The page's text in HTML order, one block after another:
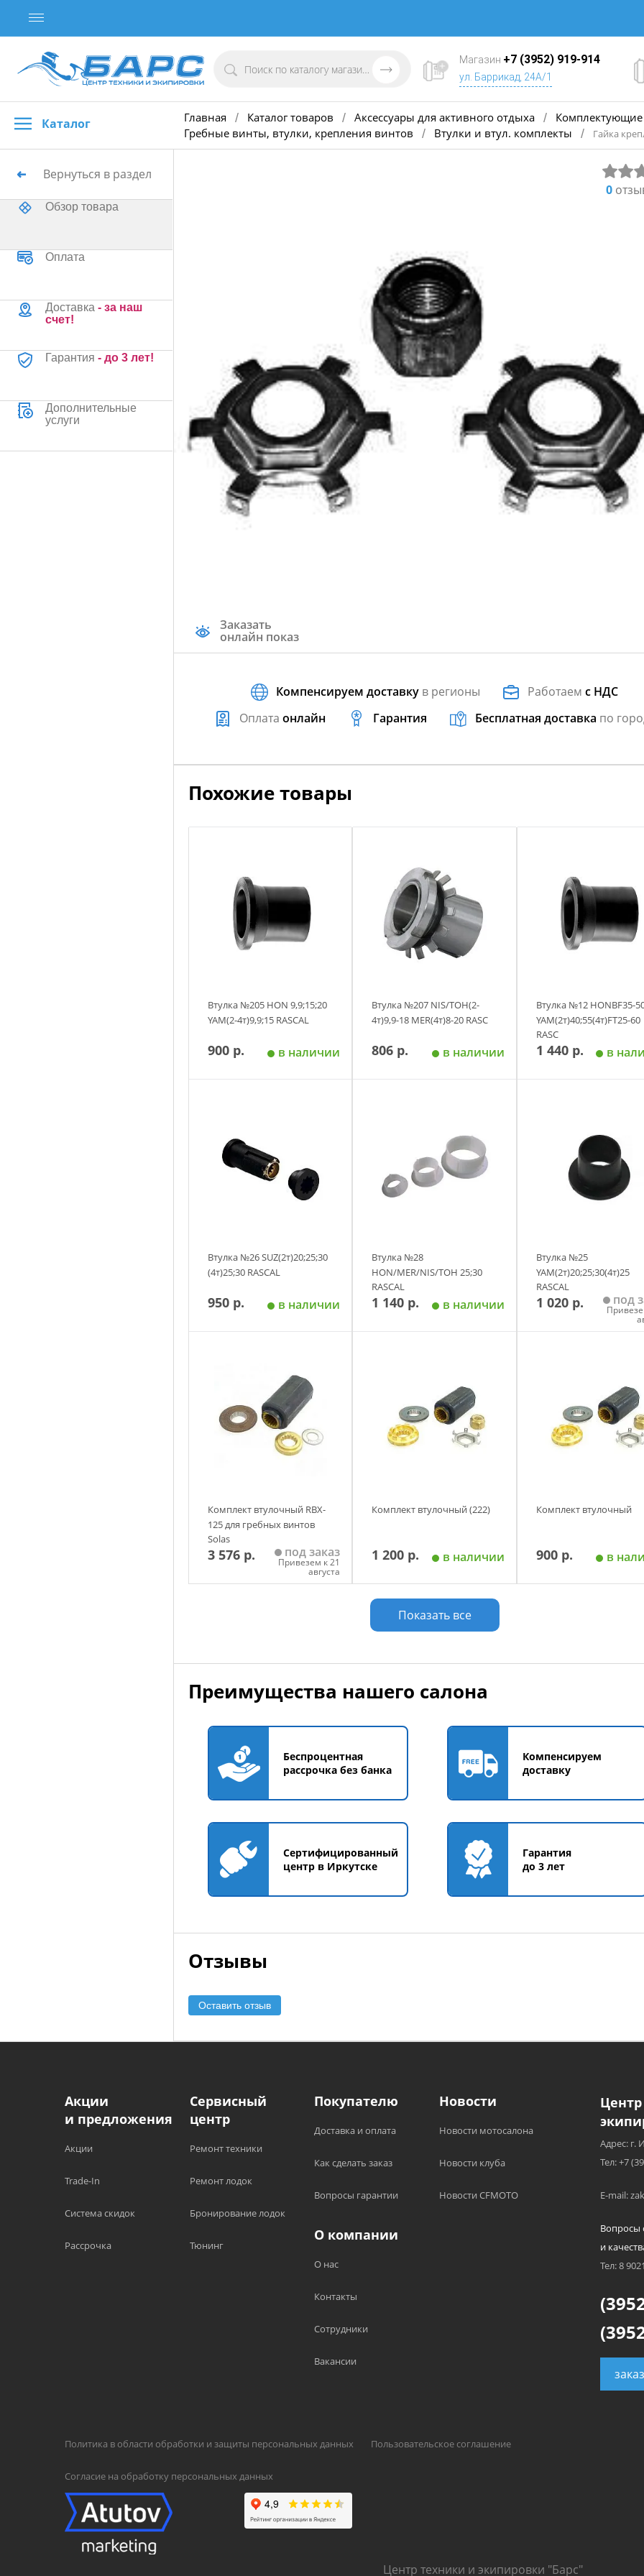
Магазин +7 (3952) 919-914
ул. Баррикад, 24А/1
Каталог Главная / Каталог товаров / Аксессуары для активного отдыха /
Гребные винты, втулки, крепления винтов
/ Втулки и втул. комплекты / Гайка
Вернуться в раздел
Обзор товара
Оплата
Доставка - за наш
счет!
Гарантия - до 3 лет!
Дополнительные
услуги
0
Заказать
онлайн показ
Компенсируем доставку в регионы Работаемс НДС
Оплата онлайн Гарантия Бесплатная доставка по
Похожие товары
Втулка №205 HON 9,9;15;20
YAM(2-4т)9,9;15 RASCAL
900 р. в наличии
Втулка №207 NIS/TOH(2-
4т)9,9-18 MER(4т)8-20 RASC
806 р. в наличии
Втулка №12 HONBF35-
YAM(2т)40;55(4т)FT25-60
RASC
1 440 р. в
Втулка №26 SUZ(2т)20;25;30
(4т)25;30 RASCAL
950 р. в наличии
Втулка №28
HON/MER/NIS/TOH 25;30
RASCAL
1 140 р. в наличии
Втулка №25
YAM(2т)20;25;30(4т)25
RASCAL
1 020 р. под
Комплект втулочный RBX-
125 для гребных винтов
Solas
3 576 р. под заказ
Привезем к 21
августа
Комплект втулочный (222)
1 200 р. в наличии
Добавить в корзину
Комплект втулочный
900 р. в
Показать все
Преимущества нашего салона
Беспроцентная
рассрочка без банка
Компенсируем
доставку
Сертифицированный
центр в Иркутске
Гарантия
до 3 лет
Отзывы
Оставить отзыв
Акции
и предложения
Акции
Trade-In
Система скидок
Рассрочка
Сервисный
центр
Ремонт техники
Ремонт лодок
Бронирование лодок
Тюнинг
Покупателю
Доставка и оплата
Как сделать заказ
Вопросы гарантии
Новости
Новости мотосалона
Новости клуба
Новости CFMOTO
О компании
О нас
Контакты
Сотрудники
Вакансии
Политика в области обработки и защиты персональных данных Пользовательское соглашение
Согласие на обработку персональных данных
Адрес: г.
Тел: +7
E-mail:
Вопросы
и
Тел: 8
Центр техники и экипировки "Барс"